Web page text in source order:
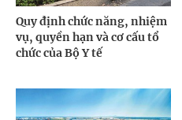
Quy định chức năng, nhiệm
vụ, quyền hạn và cơ cấu tổ
chức của Bộ Y tế